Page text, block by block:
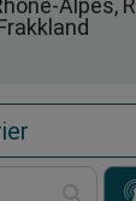
Alpes,